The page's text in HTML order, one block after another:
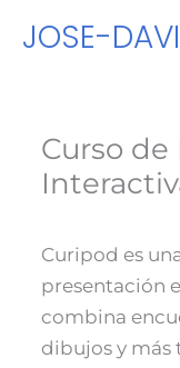
JOSE-
Curso de
Curipod es
presentación
combina
dibujos y más